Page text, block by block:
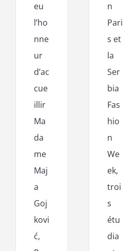
eu
l’ho
nne
ur
d’ac
cue
illir
Ma
da
me
Maj
a
Goj
kovi
ć,
n
Pari
s et
la
Ser
bia
Fas
hio
n
We
ek,
troi
s
étu
dia